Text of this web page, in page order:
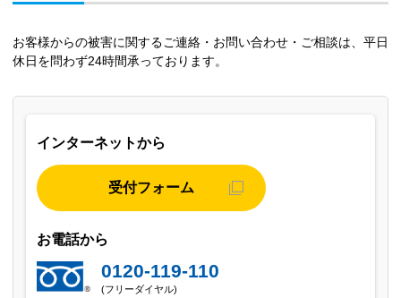
お客様からの被害に関するご連絡・お問い合わせ・ご相談は、平日
休日を問わず24時間承っております。
インターネットから
受付フォーム
お電話から
0120-119-110
(フリーダイヤル)